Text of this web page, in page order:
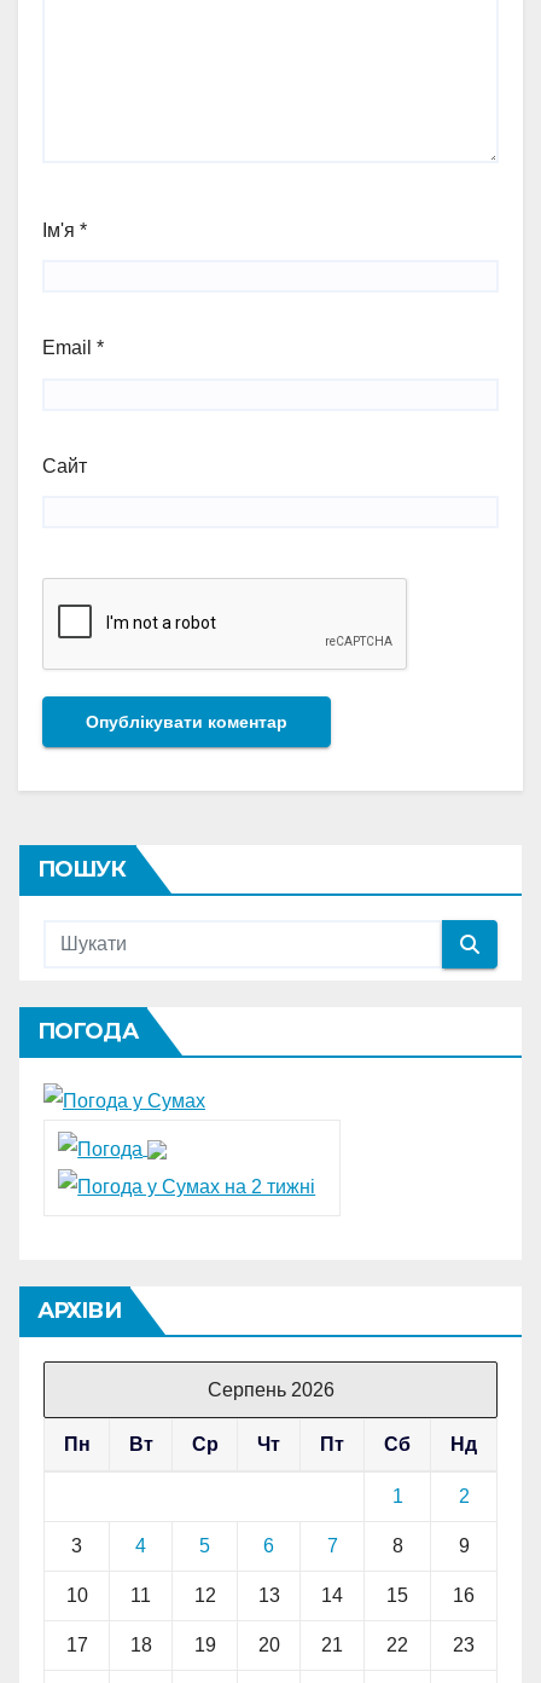
Ім'я *
Email *
Сайт
ПОШУК
ПОГОДА
АРХІВИ
Серпень 2026
Пн Вт Ср Чт Пт Сб Нд
1 2
3 4 5 6 7 8 9
10 11 12 13 14 15 16
17 18 19 20 21 22 23